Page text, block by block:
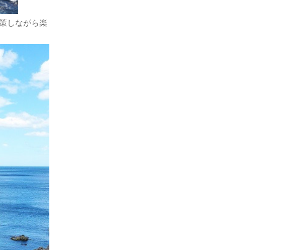
しながら楽